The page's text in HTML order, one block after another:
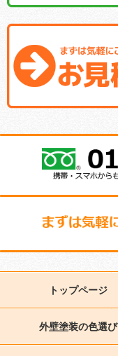
トップページ
外壁塗装の色選び